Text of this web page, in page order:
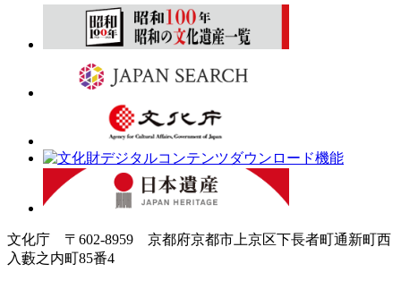
文化庁 〒602-8959 京都府京都市上京区下長者町通新町西
入藪之内町85番4